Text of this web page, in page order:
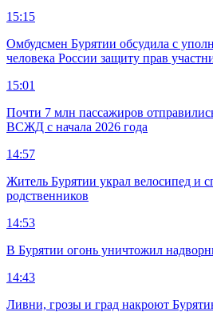
15:15
Омбудсмен Бурятии обсудила с
человека России защиту прав
15:01
Почти 7 млн пассажиров
ВСЖД с начала 2026 года
14:57
Житель Бурятии украл велосипед и
родственников
14:53
В Бурятии огонь уничтожил
14:43
Ливни, грозы и град накроют